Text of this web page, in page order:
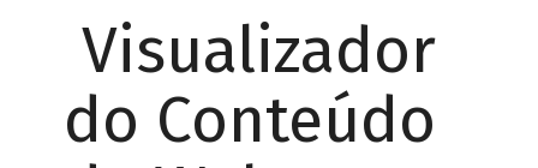
Visualizador
do Conteúdo